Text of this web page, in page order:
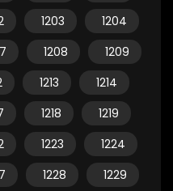
1203
1204
1208
1209
1213
1214
1218
1219
1223
1224
1228
1229